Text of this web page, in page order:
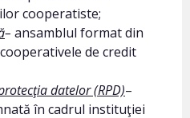
cooperatiste;
– ansamblul format din
de credit
datelor (RPD)–
în cadrul instituţiei